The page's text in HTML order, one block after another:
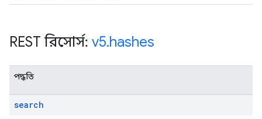
REST রিসোর্স: v5.hashes
পদ্ধতি
search